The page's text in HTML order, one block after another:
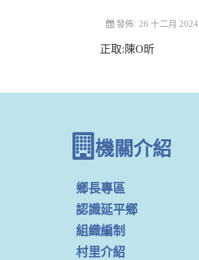
發佈: 26 十二月 2024
正取:陳O昕
機關介紹
鄉長專區
認識延平鄉
組織編制
村里介紹